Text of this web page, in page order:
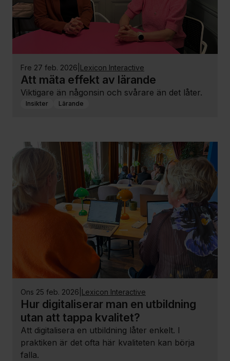
fre 27 feb. 2026 Lexicon Interactive
Att mäta effekt av lärande
Viktigare än någonsin och svårare än det låter.
Insikter Lärande
ons 25 feb. 2026 Lexicon Interactive
Hur digitaliserar man en utbildning
utan att tappa kvalitet?
Att digitalisera en utbildning låter enkelt. I
praktiken är det ofta här kvaliteten kan börja
falla.